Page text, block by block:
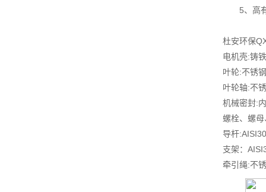
5、高有
杜安环保
电机壳:铸
叶轮:不锈
叶轮轴:不
机械密封:
螺栓、螺
导杆
支架：
牵引绳:不